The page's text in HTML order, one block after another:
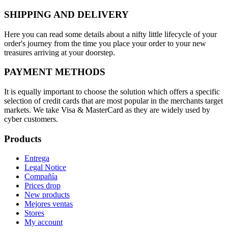
SHIPPING AND DELIVERY
Here you can read some details about a nifty little lifecycle of your
order's journey from the time you place your order to your new
treasures arriving at your doorstep.
PAYMENT METHODS
It is equally important to choose the solution which offers a specific
selection of credit cards that are most popular in the merchants target
markets. We take Visa & MasterCard as they are widely used by
cyber customers.
Products
Entrega
Legal Notice
Compañía
Prices drop
New products
Mejores ventas
Stores
My account